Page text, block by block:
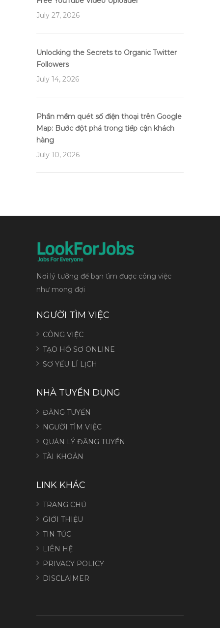
July 27, 2026
Unlocking the Secrets to Organic Twitter
Followers
July 14, 2026
Phần mềm quét số điện thoại trên Google
Map: Bước đột phá trong tiếp cận khách
hàng
July 10, 2026
Nơi lý tưởng để bạn tìm được công việc
như mong đợi
NGƯỜI TÌM VIỆC
CÔNG VIỆC
TẠO HỒ SƠ ONLINE
SƠ YẾU LÍ LỊCH
NHÀ TUYỂN DỤNG
ĐĂNG TUYỂN
NGƯỜI TÌM VIỆC
QUẢN LÝ ĐĂNG TUYỂN
TÀI KHOẢN
LINK KHÁC
TRANG CHỦ
GIỚI THIỆU
TIN TỨC
LIÊN HỆ
PRIVACY POLICY
DISCLAIMER